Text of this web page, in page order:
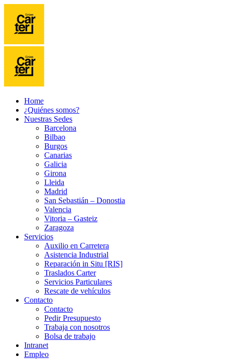
Home
¿Quiénes somos?
Nuestras Sedes
Barcelona
Bilbao
Burgos
Canarias
Galicia
Girona
Lleida
Madrid
San Sebastián – Donostia
Valencia
Vitoria – Gasteiz
Zaragoza
Servicios
Auxilio en Carretera
Asistencia Industrial
Reparación in Situ [RIS]
Traslados Carter
Servicios Particulares
Rescate de vehículos
Contacto
Contacto
Pedir Presupuesto
Trabaja con nosotros
Bolsa de trabajo
Intranet
Empleo